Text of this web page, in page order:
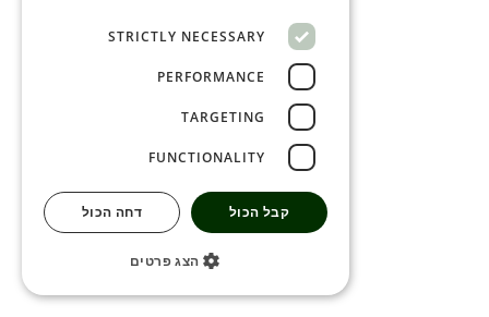
SERBIAN-2
STRICTLY NECESSARY
PERFORMANCE
TARGETING
FUNCTIONALITY
קבל הכול דחה הכול
הצג פרטים